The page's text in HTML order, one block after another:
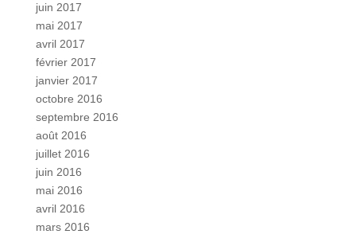
juin 2017
mai 2017
avril 2017
février 2017
janvier 2017
octobre 2016
septembre 2016
août 2016
juillet 2016
juin 2016
mai 2016
avril 2016
mars 2016